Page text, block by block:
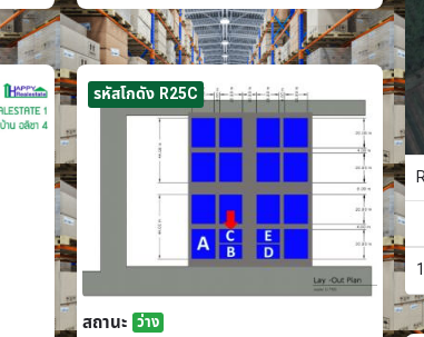
1
รหัสโกดัง R25C
สถานะ ว่าง